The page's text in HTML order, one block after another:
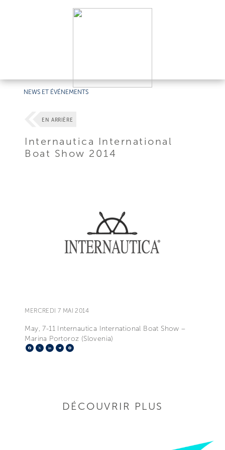
NEWS ET ÉVÉNEMENTS
EN ARRIÈRE
Internautica International
Boat Show 2014
MERCREDI 7 MAI 2014
May, 7-11 Internautica International Boat Show –
Marina Portoroz (Slovenia)
Facebook
X LinkedIn
Telegram
DÉCOUVRIR PLUS